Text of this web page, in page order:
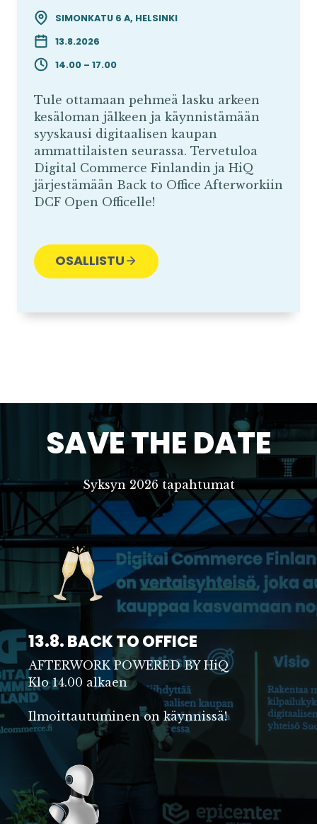
SIMONKATU 6 A, HELSINKI
13.8.2026
14.00 – 17.00
Tule ottamaan pehmeä lasku arkeen
kesäloman jälkeen ja käynnistämään
syyskausi digitaalisen kaupan
ammattilaisten seurassa. Tervetuloa
Digital Commerce Finlandin ja HiQ
järjestämään Back to Office Afterworkiin
DCF Open Officelle!
OSALLISTU
SAVE THE DATE
Syksyn 2026 tapahtumat
13.8. BACK TO OFFICE
AFTERWORK POWERED BY HiQ
Klo 14.00 alkaen
Ilmoittautuminen on käynnissä!